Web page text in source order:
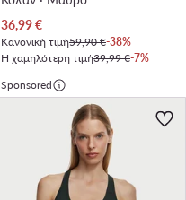
Τρέχουσα τιμή
36,99€
Κανονική τιμή59,90 €-38%
Η χαμηλότερη τιμή39,99 €-7%
Sponsored